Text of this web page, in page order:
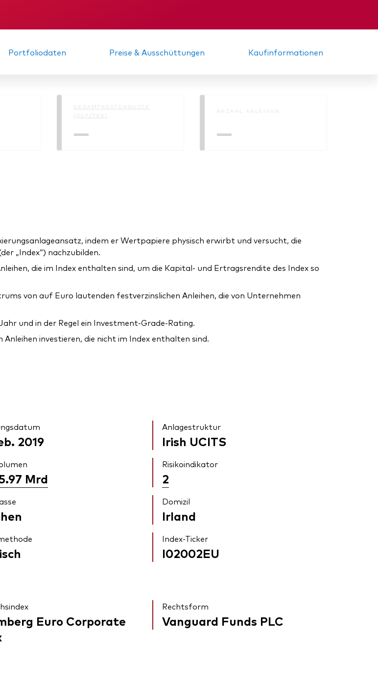
Portfoliodaten Preise & Ausschüttungen Kaufinformationen
GESAMTKOSTENQUOTE
(OCF/TER)
—
ANZAHL ANLEIHEN
—
indem er Wertpapiere physisch erwirbt und versucht, die
„Index“) nachzubilden.
die im Index enthalten sind, um die Kapital- und Ertragsrendite des Index so
von auf Euro lautenden festverzinslichen Anleihen, die von Unternehmen
und in der Regel ein Investment-Grade-Rating.
investieren, die nicht im Index enthalten sind.
2019
Anlagestruktur
Irish UCITS
Mrd
Risikoindikator
2
Domizil
Irland
Index-Ticker
I02002EU
Euro Corporate
Rechtsform
Vanguard Funds PLC